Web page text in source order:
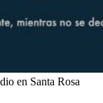
en Santa Rosa